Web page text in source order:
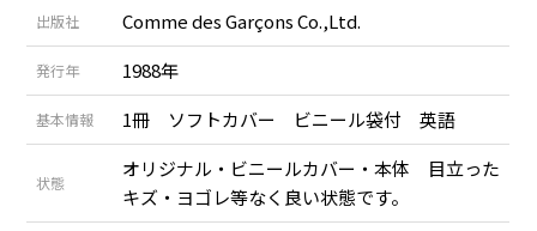
出版社 Comme des Garçons Co.,Ltd.
発行年 1988年
基本情報 1冊 ソフトカバー ビニール袋付 英語
状態
オリジナル・ビニールカバー・本体 目立った
キズ・ヨゴレ等なく良い状態です。